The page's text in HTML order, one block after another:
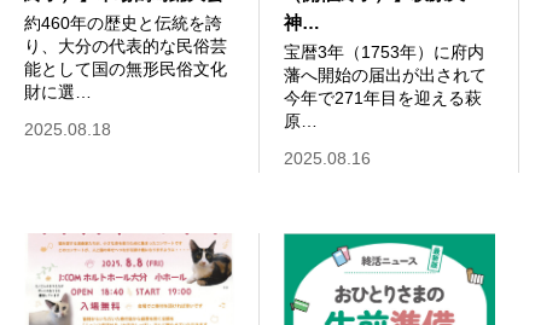
約460年の歴史と伝統を誇
り、大分の代表的な民俗芸
能として国の無形民俗文化
財に選…
2025.08.18
神…
宝暦3年（1753年）に府内
藩へ開始の届出が出されて
今年で271年目を迎える萩
原…
2025.08.16